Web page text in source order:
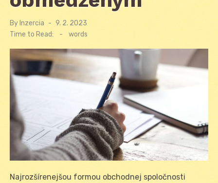
By Inzercia
Posted
9. 2. 2023
Time to Read:
- words
Najrozšírenejšou formou obchodnej spoločnosti